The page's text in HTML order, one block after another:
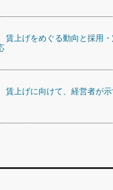
上げをめぐる動向と採用・
上げに向けて、経営者が示